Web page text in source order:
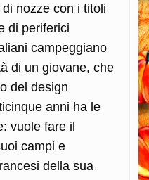
nozze con i titoli
di periferici
campeggiano
di un giovane, che
del design
anni ha le
vuole fare il
campi e
della sua